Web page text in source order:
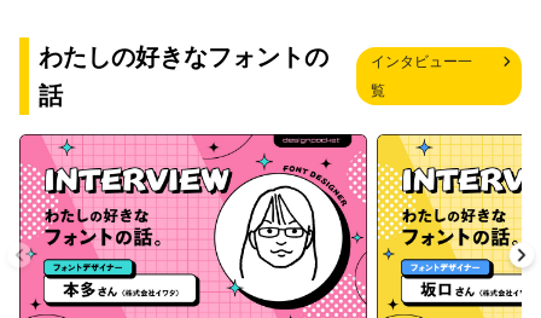
わたしの好きなフォントの
話
インタビュー一
覧